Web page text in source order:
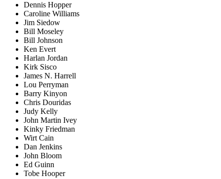
Dennis Hopper
Caroline Williams
Jim Siedow
Bill Moseley
Bill Johnson
Ken Evert
Harlan Jordan
Kirk Sisco
James N. Harrell
Lou Perryman
Barry Kinyon
Chris Douridas
Judy Kelly
John Martin Ivey
Kinky Friedman
Wirt Cain
Dan Jenkins
John Bloom
Ed Guinn
Tobe Hooper